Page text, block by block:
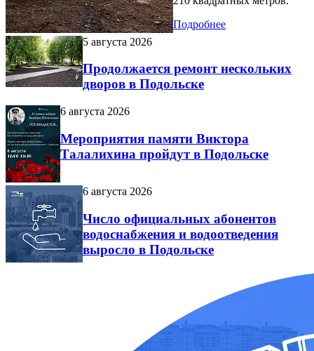
Подробнее
5 августа 2026
Продолжается ремонт нескольких
дворов в Подольске
6 августа 2026
Мероприятия памяти Виктора
Талалихина пройдут в Подольске
6 августа 2026
Число официальных абонентов
водоснабжения и водоотведения
выросло в Подольске